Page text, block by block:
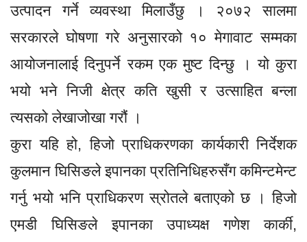
उत्पादन गर्ने व्यवस्था मिलाउँछु । २०७२ सालमा
सरकारले घोषणा गरे अनुसारको १० मेगावाट सम्मका
आयोजनालाई दिनुपर्ने रकम एक मुष्ट दिन्छु । यो कुरा
भयो भने निजी क्षेत्र कति खुसी र उत्साहित बन्ला
त्यसको लेखाजोखा गरौं ।
कुरा यहि हो, हिजो प्राधिकरणका कार्यकारी निर्देशक
कुलमान घिसिङले इपानका प्रतिनिधिहरुसँग कमिन्टमेन्ट
गर्नु भयो भनि प्राधिकरण स्रोतले बताएको छ । हिजो
एमडी घिसिङले इपानका उपाध्यक्ष गणेश कार्की,